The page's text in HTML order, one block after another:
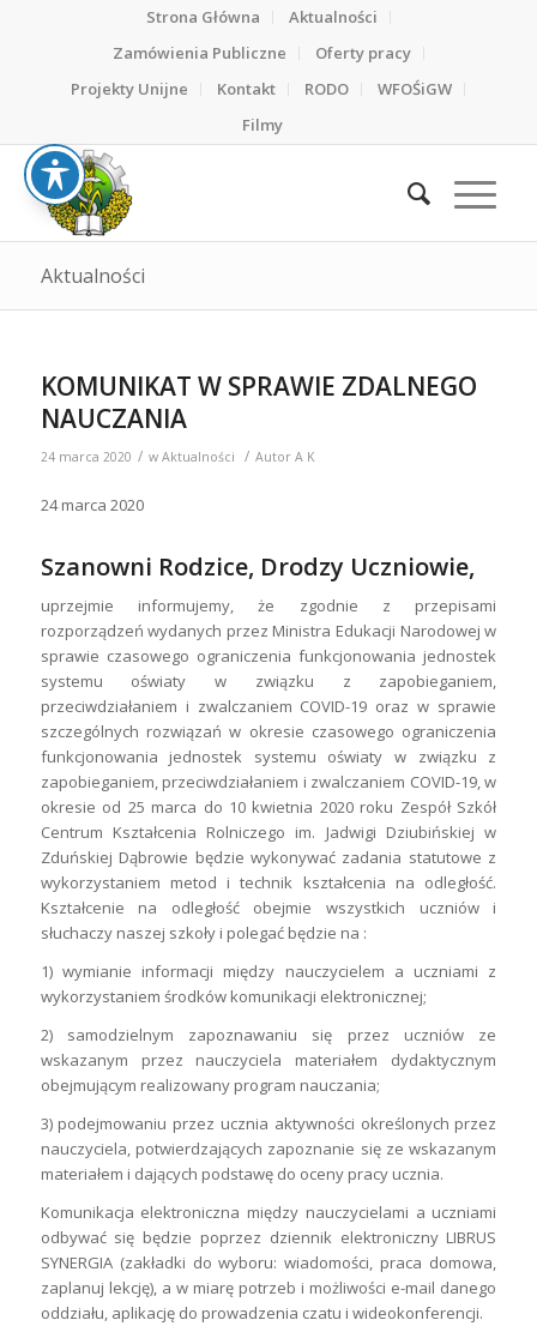
Strona Główna
Aktualności
Zamówienia Publiczne
Oferty pracy
Projekty Unijne
Kontakt RODO
WFOŚiGW
Filmy
Aktualności
KOMUNIKAT W SPRAWIE ZDALNEGO
NAUCZANIA
24 marca 2020 / w Aktualności / Autor A K
24 marca 2020
Szanowni Rodzice, Drodzy Uczniowie,
uprzejmie informujemy, że zgodnie z przepisami
rozporządzeń wydanych przez Ministra Edukacji Narodowej w
sprawie czasowego ograniczenia funkcjonowania jednostek
systemu oświaty w związku z zapobieganiem,
przeciwdziałaniem i zwalczaniem COVID-19 oraz w sprawie
szczególnych rozwiązań w okresie czasowego ograniczenia
funkcjonowania jednostek systemu oświaty w związku z
zapobieganiem, przeciwdziałaniem i zwalczaniem COVID-19, w
okresie od 25 marca do 10 kwietnia 2020 roku Zespół Szkół
Centrum Kształcenia Rolniczego im. Jadwigi Dziubińskiej w
Zduńskiej Dąbrowie będzie wykonywać zadania statutowe z
wykorzystaniem metod i technik kształcenia na odległość.
Kształcenie na odległość obejmie wszystkich uczniów i
słuchaczy naszej szkoły i polegać będzie na :
1) wymianie informacji między nauczycielem a uczniami z
wykorzystaniem środków komunikacji elektronicznej;
2) samodzielnym zapoznawaniu się przez uczniów ze
wskazanym przez nauczyciela materiałem dydaktycznym
obejmującym realizowany program nauczania;
3) podejmowaniu przez ucznia aktywności określonych przez
nauczyciela, potwierdzających zapoznanie się ze wskazanym
materiałem i dających podstawę do oceny pracy ucznia.
Komunikacja elektroniczna między nauczycielami a uczniami
odbywać się będzie poprzez dziennik elektroniczny LIBRUS
SYNERGIA (zakładki do wyboru: wiadomości, praca domowa,
zaplanuj lekcję), a w miarę potrzeb i możliwości e-mail danego
oddziału, aplikację do prowadzenia czatu i wideokonferencji.